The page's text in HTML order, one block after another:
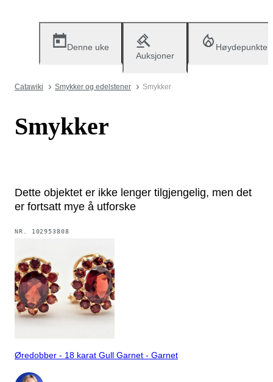
Denne uke
Auksjoner
Høydepunkter
Catawiki Smykker og edelstener Smykker
Smykker
Dette objektet er ikke lenger tilgjengelig, men det
er fortsatt mye å utforske
NR. 102953808
Øredobber - 18 karat Gull Garnet - Garnet